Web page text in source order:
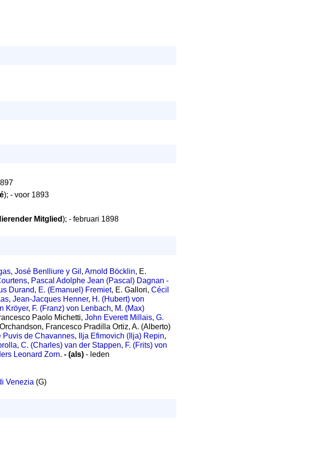
); - voor 1893
Mitglied); - februari 1898
, José Benlliure y Gil , Arnold Böcklin, E.
, Pascal Adolphe Jean (Pascal) Dagnan -
Durand, E. (Emanuel) Fremiet, E. Gallori, Cécil
, Jean-Jacques Henner, H. (Hubert) von
Kröyer, F. (Franz) von Lenbach, M. (Max)
Paolo Michetti, John Everett Millais, G.
Francesco Pradilla Ortiz, A. (Alberto)
Puvis de Chavannes, Ilja Efimovich (Ilja) Repin,
, C. (Charles) van der Stappen, F. (Frits) von
Leonard Zorn. - (als) - leden
Venezia (G)